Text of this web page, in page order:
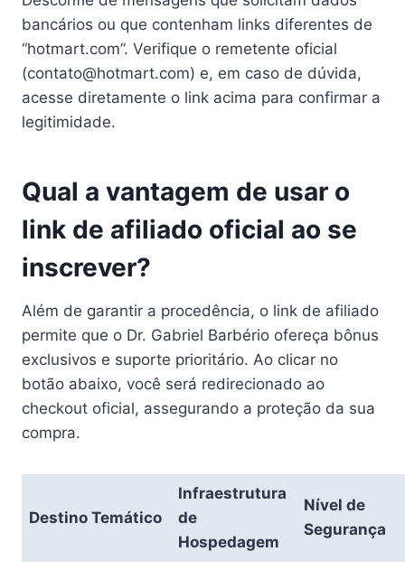
bancários ou que contenham links diferentes de
“hotmart.com”. Verifique o remetente oficial
(contato@hotmart.com) e, em caso de dúvida,
acesse diretamente o link acima para confirmar a
legitimidade.
Qual a vantagem de usar o
link de afiliado oficial ao se
inscrever?
Além de garantir a procedência, o link de afiliado
permite que o Dr. Gabriel Barbério ofereça bônus
exclusivos e suporte prioritário. Ao clicar no
botão abaixo, você será redirecionado ao
checkout oficial, assegurando a proteção da sua
compra.
Destino Temático
Infraestrutura
de
Hospedagem
Nível de
Segurança